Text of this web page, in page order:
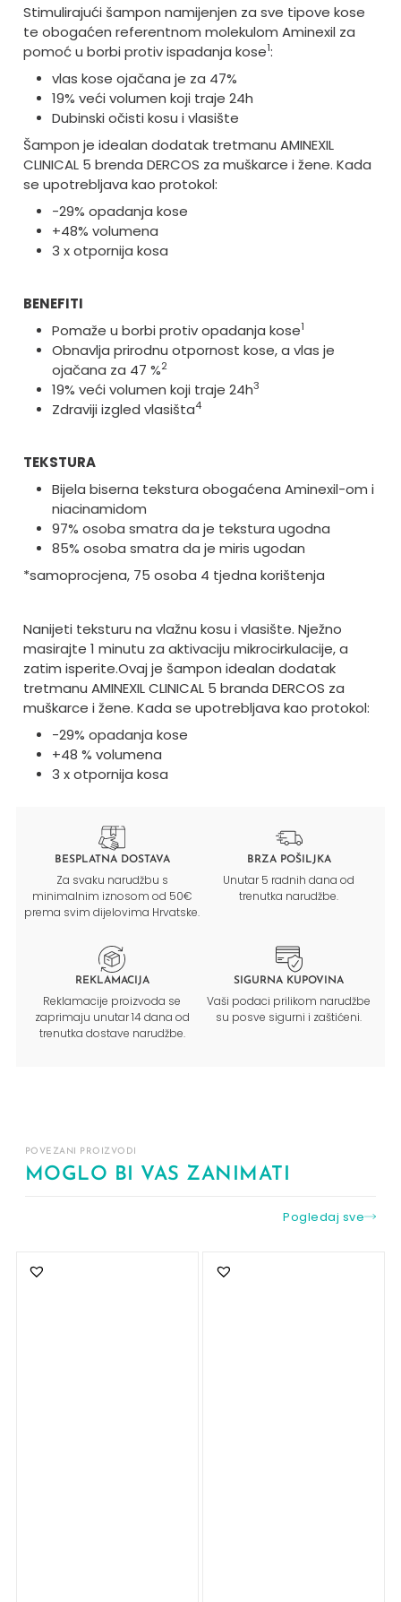
Stimulirajući šampon namijenjen za sve tipove kose
te obogaćen referentnom molekulom Aminexil za
pomoć u borbi protiv ispadanja kose1:
vlas kose ojačana je za 47%
19% veći volumen koji traje 24h
Dubinski očisti kosu i vlasište
Šampon je idealan dodatak tretmanu AMINEXIL
CLINICAL 5 brenda DERCOS za muškarce i žene. Kada
se upotrebljava kao protokol:
-29% opadanja kose
+48% volumena
3 x otpornija kosa
BENEFITI
Pomaže u borbi protiv opadanja kose1
Obnavlja prirodnu otpornost kose, a vlas je
ojačana za 47 %2
19% veći volumen koji traje 24h3
Zdraviji izgled vlasišta4
TEKSTURA
Bijela biserna tekstura obogaćena Aminexil-om i
niacinamidom
97% osoba smatra da je tekstura ugodna
85% osoba smatra da je miris ugodan
*samoprocjena, 75 osoba 4 tjedna korištenja
Nanijeti teksturu na vlažnu kosu i vlasište. Nježno
masirajte 1 minutu za aktivaciju mikrocirkulacije, a
zatim isperite.Ovaj je šampon idealan dodatak
tretmanu AMINEXIL CLINICAL 5 branda DERCOS za
muškarce i žene. Kada se upotrebljava kao protokol:
-29% opadanja kose
+48 % volumena
3 x otpornija kosa
BESPLATNA DOSTAVA
Za svaku narudžbu s
minimalnim iznosom od 50€
prema svim dijelovima Hrvatske.
BRZA POŠILJKA
Unutar 5 radnih dana od
trenutka narudžbe.
REKLAMACIJA
Reklamacije proizvoda se
zaprimaju unutar 14 dana od
trenutka dostave narudžbe.
SIGURNA KUPOVINA
Vaši podaci prilikom narudžbe
su posve sigurni i zaštićeni.
POVEZANI PROIZVODI
MOGLO BI VAS ZANIMATI
Pogledaj sve